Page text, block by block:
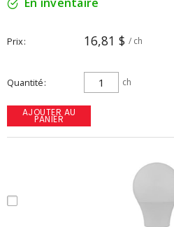
Prix 16,81 $ / ch
Quantité ch
AJOUTER AU
PANIER